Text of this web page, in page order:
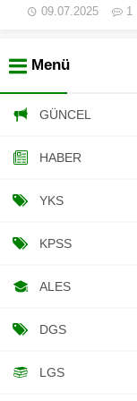
09.07.2025 1
Menü
GÜNCEL
HABER
YKS
KPSS
ALES
DGS
LGS